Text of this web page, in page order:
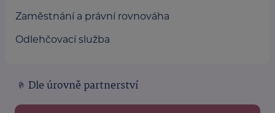
Zaměstnání a právní rovnováha
Odlehčovací služba
Dle úrovně partnerství